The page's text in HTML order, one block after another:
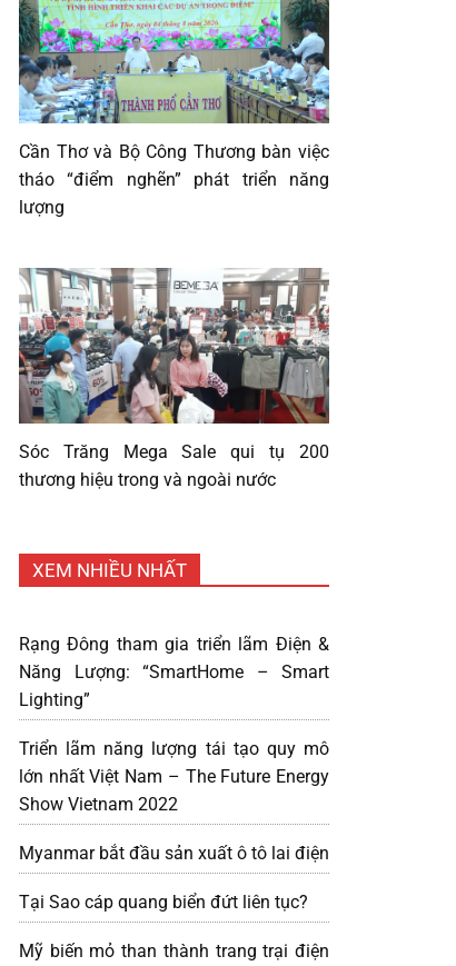
Cần Thơ và Bộ Công Thương bàn việc
tháo “điểm nghẽn” phát triển năng
lượng
Sóc Trăng Mega Sale qui tụ 200
thương hiệu trong và ngoài nước
XEM NHIỀU NHẤT
Rạng Đông tham gia triển lãm Điện &
Năng Lượng: “SmartHome – Smart
Lighting”
Triển lãm năng lượng tái tạo quy mô
lớn nhất Việt Nam – The Future Energy
Show Vietnam 2022
Myanmar bắt đầu sản xuất ô tô lai điện
Tại Sao cáp quang biển đứt liên tục?
Mỹ biến mỏ than thành trang trại điện